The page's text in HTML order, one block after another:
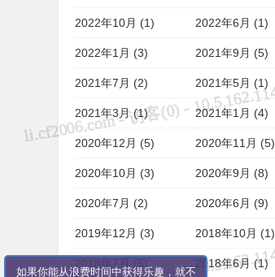
2022年10月 (1) 2022年6月 (1)
2022年1月 (3) 2021年9月 (5)
2021年7月 (2) 2021年5月 (1)
2021年3月 (1) 2021年1月 (4)
2020年12月 (5) 2020年11月 (5)
2020年10月 (3) 2020年9月 (8)
2020年7月 (2) 2020年6月 (9)
2019年12月 (3) 2018年10月 (1)
2018年6月 (1)
如果你能从浪费时间中获得乐趣，就不